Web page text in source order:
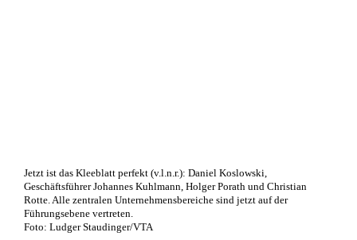
Jetzt ist das Kleeblatt perfekt (v.l.n.r.): Daniel Koslowski,
Geschäftsführer Johannes Kuhlmann, Holger Porath und Christian
Rotte. Alle zentralen Unternehmensbereiche sind jetzt auf der
Führungsebene vertreten.
Foto: Ludger Staudinger/VTA